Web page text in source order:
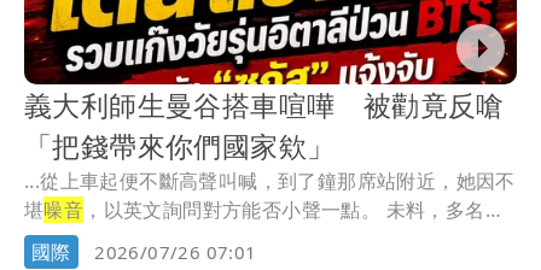
義大利師生曼谷搭車喧嘩 被勸竟反嗆
「把錢帶來你們國家欸」
...從上車起便不斷高聲叫喊，到了鐘那席站附近，她因不
堪噪音 ，以英文詢問對方能否小聲一點。 未料，多名
學...
國際 2026/07/26 07:01